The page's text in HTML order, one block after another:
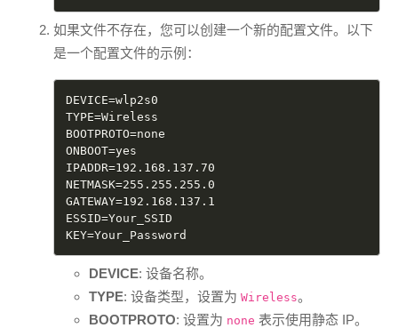
如果文件不存在，您可以创建一个新的配置文件。以下
是一个配置文件的示例：
DEVICE=wlp2s0
TYPE=Wireless
BOOTPROTO=none
ONBOOT=yes
IPADDR=192.168.137.70
NETMASK=255.255.255.0
GATEWAY=192.168.137.1
ESSID=Your_SSID
KEY=Your_Password
DEVICE: 设备名称。
TYPE: 设备类型，设置为 Wireless。
BOOTPROTO: 设置为 none 表示使用静态 IP。